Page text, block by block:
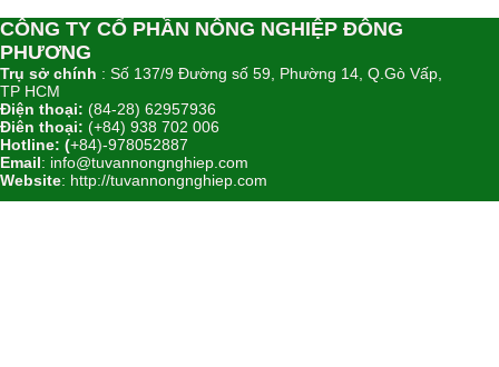
CÔNG TY CỔ PHẦN NÔNG NGHIỆP ĐÔNG
PHƯƠNG
Trụ sở chính : Số 137/9 Đường số 59, Phường 14, Q.Gò Vấp,
TP HCM
Điện thoại: (84-28) 62957936
Điên thoại: (+84) 938 702 006
Hotline: (+84)-978052887
Email: info@tuvannongnghiep.com
Website: http://tuvannongnghiep.com